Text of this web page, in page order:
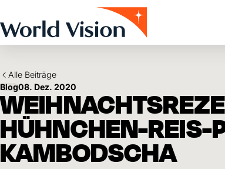
Alle Beiträge
Blog08. Dez. 2020
HÜHNCHEN-REIS-
KAMBODSCHA